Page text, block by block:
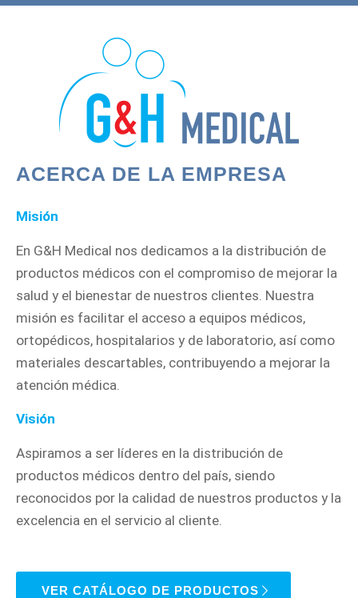
ACERCA DE LA EMPRESA
Misión
En G&H Medical nos dedicamos a la distribución de
productos médicos con el compromiso de mejorar la
salud y el bienestar de nuestros clientes. Nuestra
misión es facilitar el acceso a equipos médicos,
ortopédicos, hospitalarios y de laboratorio, así como
materiales descartables, contribuyendo a mejorar la
atención médica.
Visión
Aspiramos a ser líderes en la distribución de
productos médicos dentro del país, siendo
reconocidos por la calidad de nuestros productos y la
excelencia en el servicio al cliente.
VER CATÁLOGO DE PRODUCTOS